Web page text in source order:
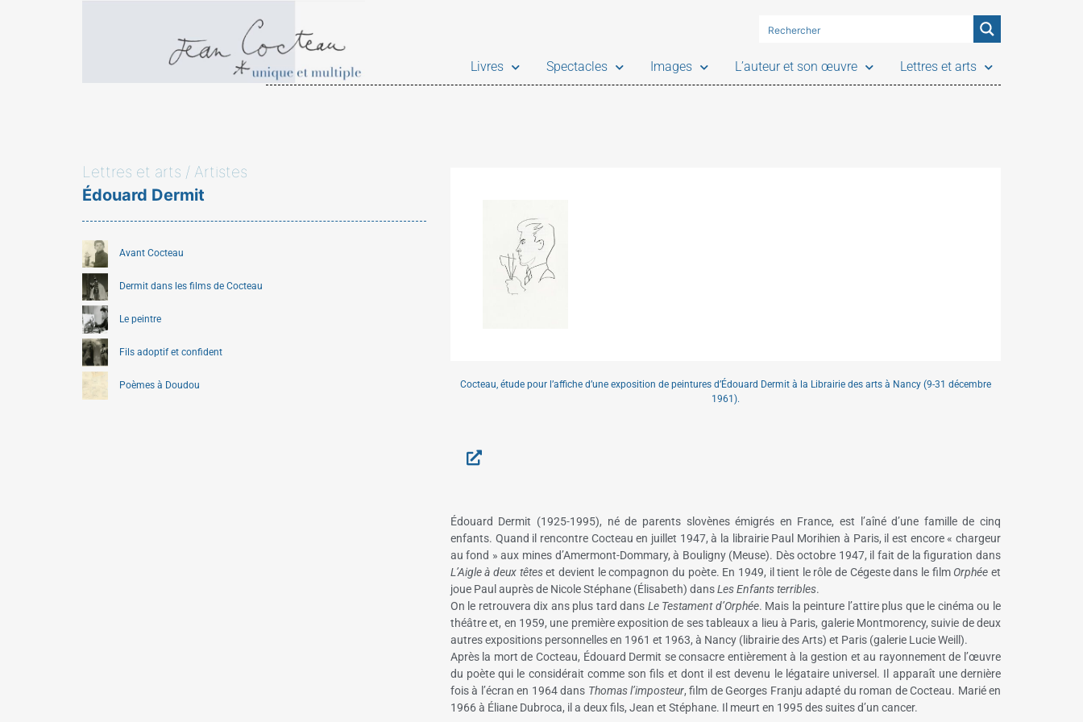
Livres Spectacles Images L’auteur et son œuvre Lettres et arts
Lettres et arts / Artistes
Édouard Dermit
Avant Cocteau
Dermit dans les films de Cocteau
Le peintre
Fils adoptif et confident
Poèmes à Doudou
Cocteau, étude pour l’affiche d’une exposition de peintures d’Édouard Dermit à la Librairie des arts à Nancy (9-31 décembre
1961).
Édouard Dermit (1925-1995), né de parents slovènes émigrés en France, est l’aîné d’une famille de cinq
enfants. Quand il rencontre Cocteau en juillet 1947, à la librairie Paul Morihien à Paris, il est encore « chargeur
au fond » aux mines d’Amermont-Dommary, à Bouligny (Meuse). Dès octobre 1947, il fait de la figuration dans
L’Aigle à deux têteset devient le compagnon du poète. En 1949, il tient le rôle de Cégeste dans le film Orphée et
joue Paul auprès de Nicole Stéphane (Élisabeth) dansLes Enfants terribles.
On le retrouvera dix ans plus tard dans Le Testament d’Orphée. Mais la peinture l’attire plus que le cinéma ou le
théâtre et, en 1959, une première exposition de ses tableaux a lieu à Paris, galerie Montmorency, suivie de deux
autres expositions personnelles en 1961 et 1963, à Nancy (librairie des Arts) et Paris (galerie Lucie Weill).
Après la mort de Cocteau, Édouard Dermit se consacre entièrement à la gestion et au rayonnement de l’œuvre
du poète qui le considérait comme son fils et dont il est devenu le légataire universel. Il apparaît une dernière
fois à l’écran en 1964 dans Thomas l’imposteur, film de Georges Franju adapté du roman de Cocteau. Marié en
1966 à Éliane Dubroca, il a deux fils, Jean et Stéphane. Il meurt en 1995 des suites d’un cancer.